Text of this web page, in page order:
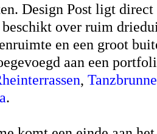
Design Post ligt direct
over ruim
en een groot
aan een
,
.